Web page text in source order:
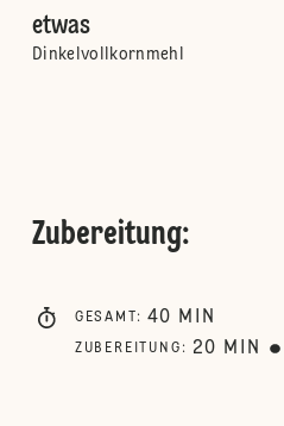
etwas
Dinkelvollkornmehl
Zubereitung:
GESAMT : 40 MIN
ZUBEREITUNG : 20 MIN